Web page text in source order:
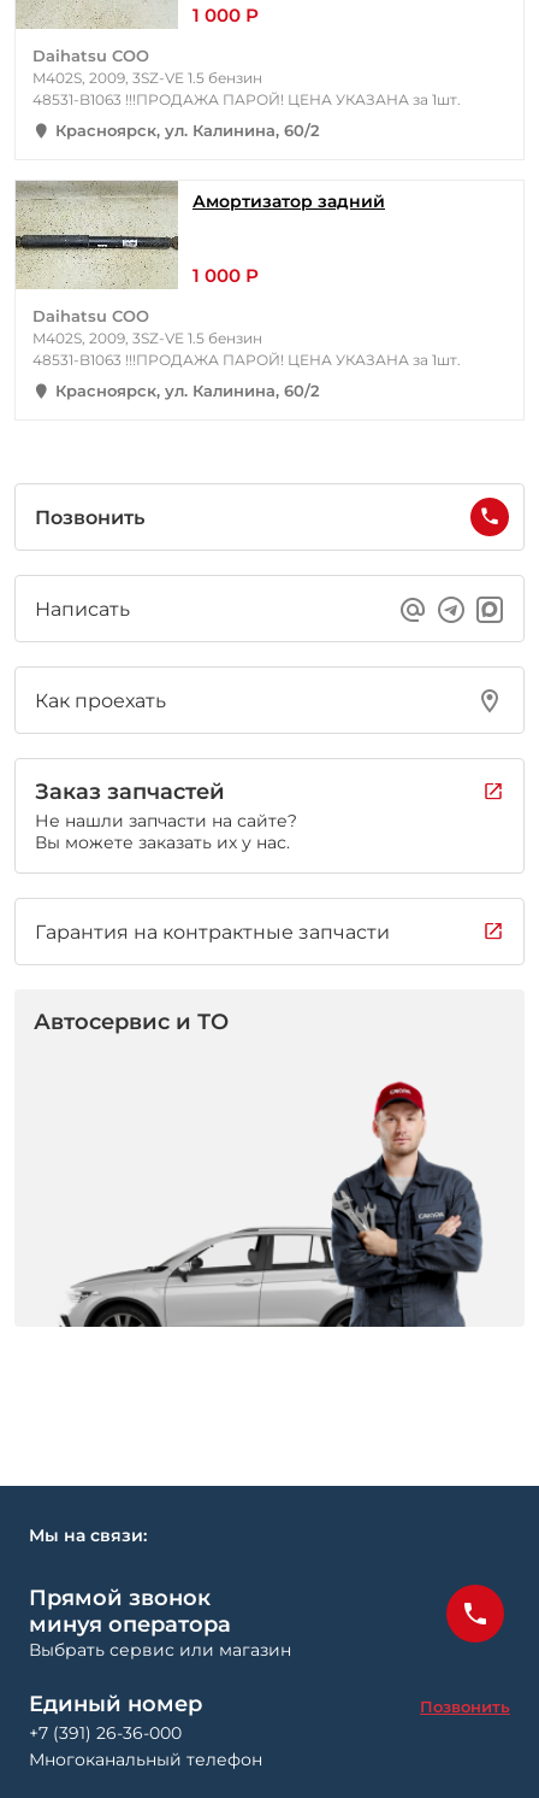
1 000 Р
Daihatsu COO
M402S, 2009, 3SZ-VE 1.5 бензин
48531-B1063 !!!ПРОДАЖА ПАРОЙ! ЦЕНА УКАЗАНА за 1шт.
Красноярск, ул. Калинина, 60/2
Амортизатор задний
1 000 Р
Daihatsu COO
M402S, 2009, 3SZ-VE 1.5 бензин
48531-B1063 !!!ПРОДАЖА ПАРОЙ! ЦЕНА УКАЗАНА за 1шт.
Красноярск, ул. Калинина, 60/2
Позвонить
Написать
Как проехать
Заказ запчастей
Не нашли запчасти на сайте?
Вы можете заказать их у нас.
Гарантия на контрактные запчасти
Автосервис и ТО
Мы на связи:
Прямой звонок
минуя оператора
Выбрать сервис или магазин
Единый номер Позвонить
+7 (391) 26-36-000
Многоканальный телефон